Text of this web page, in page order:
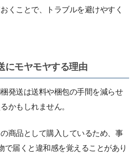
くことで、トラブルを避けやすく
にモヤモヤする理由
発送は送料や梱包の手間を減らせ
かもしれません。
商品として購入しているため、事
で届くと違和感を覚えることがあり